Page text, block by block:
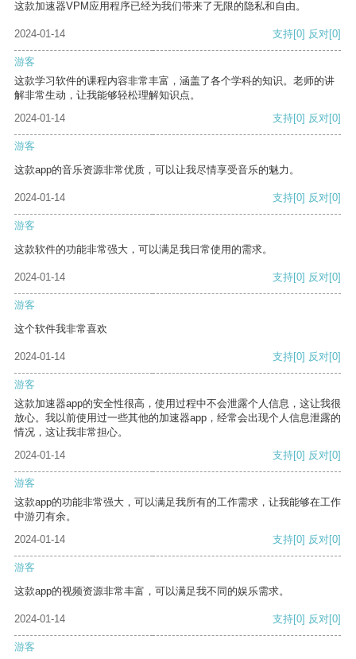
这款加速器VPM应用程序已经为我们带来了无限的隐私和自由。
2024-01-14 支持[0] 反对[0]
游客
这款学习软件的课程内容非常丰富，涵盖了各个学科的知识。老师的讲
解非常生动，让我能够轻松理解知识点。
2024-01-14
支持[0] 反对[0]
游客
这款app的音乐资源非常优质，可以让我尽情享受音乐的魅力。
2024-01-14 支持[0] 反对[0]
游客
这款软件的功能非常强大，可以满足我日常使用的需求。
2024-01-14 支持[0] 反对[0]
游客
这个软件我非常喜欢
2024-01-14 支持[0] 反对[0]
游客
这款加速器app的安全性很高，使用过程中不会泄露个人信息，这让我很
放心。我以前使用过一些其他的加速器app，经常会出现个人信息泄露的
情况，这让我非常担心。
2024-01-14
支持[0] 反对[0]
游客
这款app的功能非常强大，可以满足我所有的工作需求，让我能够在工作
中游刃有余。
2024-01-14
支持[0] 反对[0]
游客
这款app的视频资源非常丰富，可以满足我不同的娱乐需求。
2024-01-14 支持[0] 反对[0]
游客